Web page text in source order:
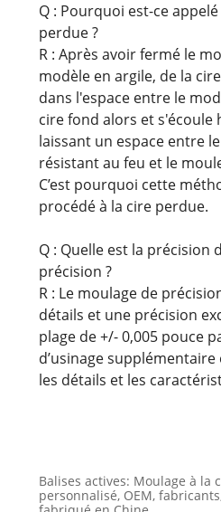
Q : Pourquoi est-ce
perdue ?
R : Après avoir fermé le
modèle en argile, de la
dans l'espace entre le
cire fond alors et s'écoule
laissant un espace entre
résistant au feu et le
C’est pourquoi cette
procédé à la cire perdue.
Q : Quelle est la précision
précision ?
R : Le moulage de
détails et une précision
plage de +/- 0,005 pouce
d’usinage
les détails et les
Balises actives: Moulage à la
personnalisé, OEM,